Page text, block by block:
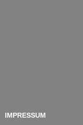
IMPRESSUM